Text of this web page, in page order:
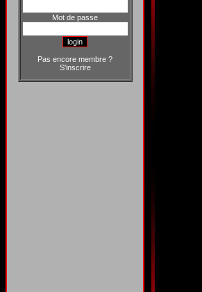
Mot de passe
Pas encore membre ?
S'inscrire